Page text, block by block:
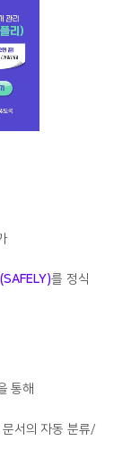
를 정식
통해
서의 자동 분류/